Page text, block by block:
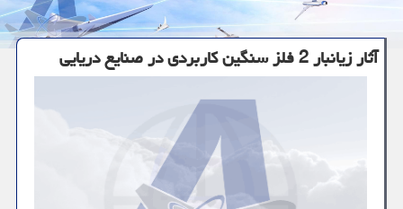
آثار زیانبار 2 فلز سنگین کاربردی در صنایع دریایی